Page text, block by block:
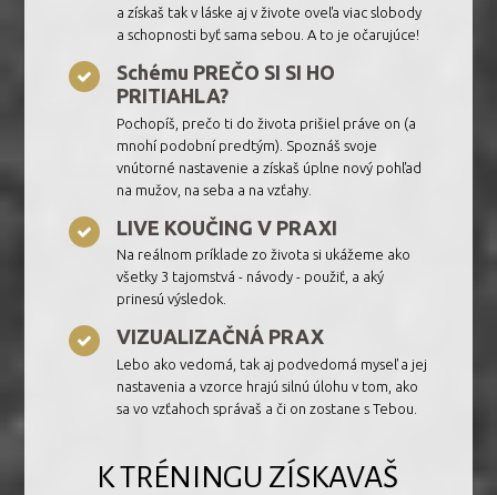
a získaš tak v láske aj v živote oveľa viac slobody
a schopnosti byť sama sebou. A to je očarujúce!
Schému PREČO SI SI HO
PRITIAHLA?
Pochopíš, prečo ti do života prišiel práve on (a
mnohí podobní predtým). Spoznáš svoje
vnútorné nastavenie a získaš úplne nový pohľad
na mužov, na seba a na vzťahy.
LIVE KOUČING V PRAXI
Na reálnom príklade zo života si ukážeme ako
všetky 3 tajomstvá - návody - použiť, a aký
prinesú výsledok.
VIZUALIZAČNÁ PRAX
Lebo ako vedomá, tak aj podvedomá myseľ a jej
nastavenia a vzorce hrajú silnú úlohu v tom, ako
sa vo vzťahoch správaš a či on zostane s Tebou.
K TRÉNINGU ZÍSKAVAŠ